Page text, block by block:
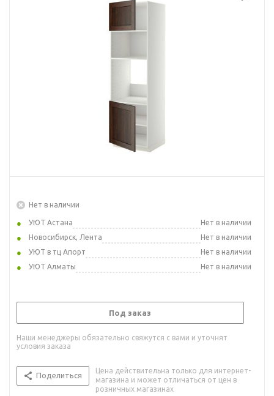
Нет в наличии
УЮТ Астана
Нет в наличии
Новосибирск, Лента
Нет в наличии
УЮТ в тц Апорт
Нет в наличии
УЮТ Алматы
Нет в наличии
Под заказ
Наши менеджеры обязательно свяжутся с вами и уточнят
условия заказа
Поделиться
Цена действительна только для интернет-
магазина и может отличаться от цен в
розничных магазинах